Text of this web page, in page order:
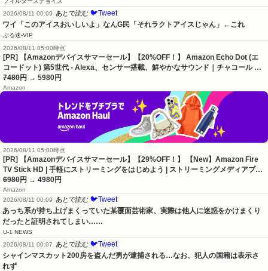
2026/08/11 00:09
あとで読む 🐦Tweet
ワイ「このアイスおいしいよ」なんG民「それラクトアイスじゃん」←これ
ぶる速-VIP
2026/08/11 05:00時点
[PR] 【Amazonデバイスサマーセール】【20%OFF！】 Amazon Echo Dot (エ
コードット) 第5世代 - Alexa、センサー搭載、鮮やかなサウンド｜チャコール …
7480円 → 5980円
Amazon
2026/08/11 05:00時点
[PR] 【Amazonデバイスサマーセール】【29%OFF！】 【New】Amazon Fire
TV Stick HD | 手軽にストリーミングをはじめよう | ストリーミングメディアプ…
6980円 → 4980円
Amazon
2026/08/11 00:09
あとで読む 🐦Tweet
あっち系が持ち上げまくっていた某覆面芸術家、実際は他人に迷惑をかけまくり
だったと証明されてしまい……
U-1 NEWS
2026/08/11 00:07
あとで読む 🐦Tweet
シャインマスカット200房を盗んだ男が逮捕される…なお、犯人の国籍は表示さ
れず